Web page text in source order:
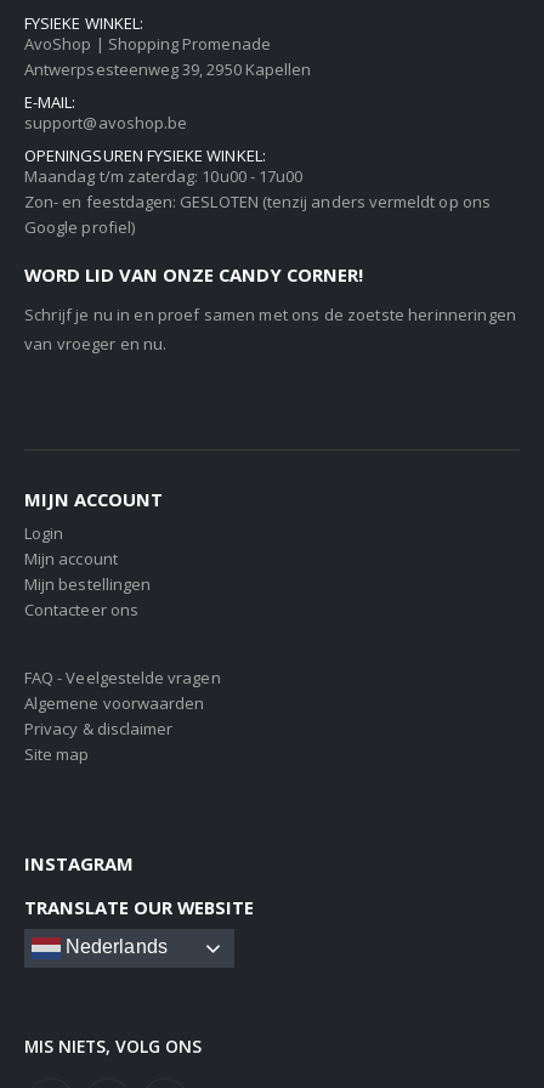
FYSIEKE WINKEL:
AvoShop | Shopping Promenade
Antwerpsesteenweg 39, 2950 Kapellen
E-MAIL:
support@avoshop.be
OPENINGSUREN FYSIEKE WINKEL:
Maandag t/m zaterdag: 10u00 - 17u00
Zon- en feestdagen: GESLOTEN (tenzij anders vermeldt op ons
Google profiel)
WORD LID VAN ONZE CANDY CORNER!
Schrijf je nu in en proef samen met ons de zoetste herinneringen
van vroeger en nu.
MIJN ACCOUNT
Login
Mijn account
Mijn bestellingen
Contacteer ons
FAQ - Veelgestelde vragen
Algemene voorwaarden
Privacy & disclaimer
Site map
INSTAGRAM
TRANSLATE OUR WEBSITE
Nederlands
MIS NIETS, VOLG ONS